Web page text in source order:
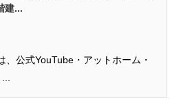
建...
、公式YouTube・アットホーム・